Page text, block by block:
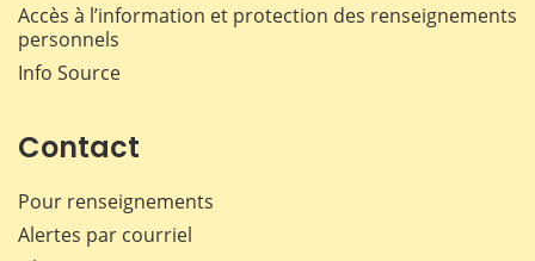
Accès à l’information et protection des renseignements
personnels
Info Source
Contact
Pour renseignements
Alertes par courriel